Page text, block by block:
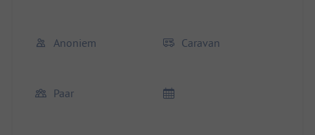
Anoniem Caravan
Paar